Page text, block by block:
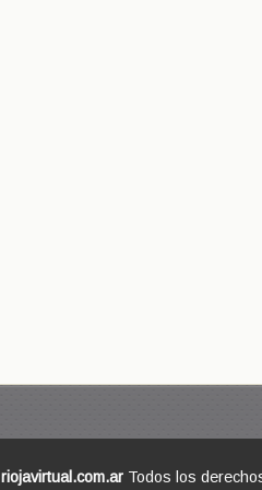
riojavirtual.com.ar Todos los